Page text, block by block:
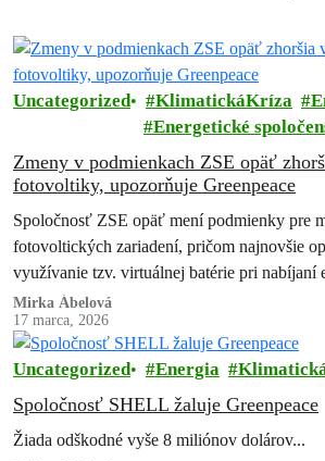
Uncategorized KlimatickáKríza
Energetické
Zmeny v podmienkach ZSE opäť
fotovoltiky, upozorňuje Greenpeace
Spoločnosť ZSE opäť mení podmienky pre
fotovoltických zariadení, pričom najnovšie
využívanie tzv. virtuálnej batérie pri nabíjaní
Upozorňuje na to Greenpeace Slovensko.
Mirka Ábelová
17 marca, 2026
Uncategorized Energia
Spoločnosť SHELL žaluje Greenpeace
Žiada odškodné vyše 8 miliónov dolárov...